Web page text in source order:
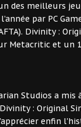
des meilleurs
l’année par PC
Divinity :
Metacritic et un
Studios a
Divinity : Original
enfin